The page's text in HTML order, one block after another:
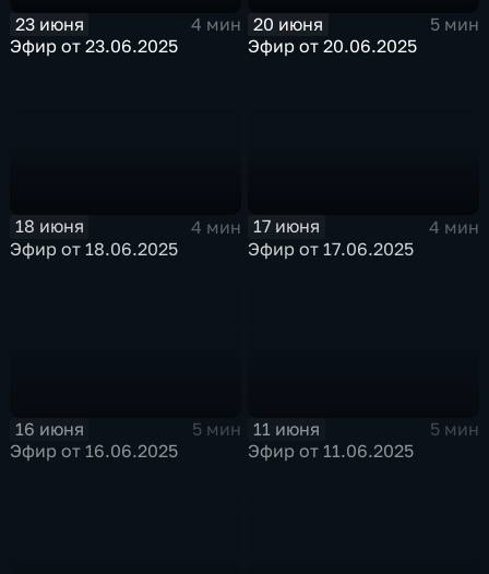
23 июня
4 мин
Эфир от 23.06.2025
20 июня
5 мин
Эфир от 20.06.2025
18 июня
4 мин
Эфир от 18.06.2025
17 июня
4 мин
Эфир от 17.06.2025
16 июня
5 мин
Эфир от 16.06.2025
11 июня
5 мин
Эфир от 11.06.2025